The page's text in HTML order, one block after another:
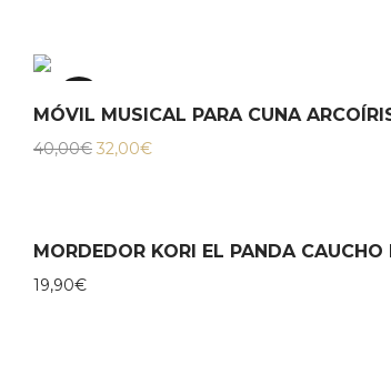
MÓVIL MUSICAL PARA CUNA
40,00€ El
32,00€El
MORDEDOR KORI EL PANDA
19,90€